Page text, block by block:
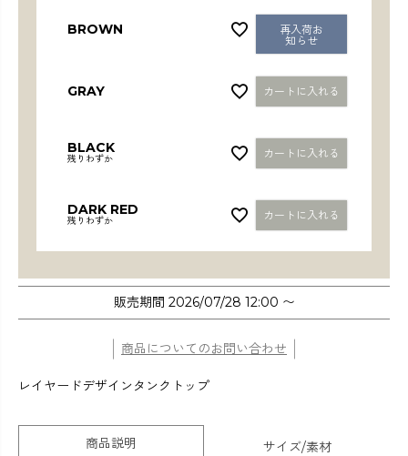
BROWN
再入荷お
知らせ
GRAY カートに入れる
BLACK
残りわずか カートに入れる
DARK RED
残りわずか カートに入れる
販売期間 2026/07/28 12:00 〜
商品についてのお問い合わせ
レイヤードデザインタンクトップ
商品説明 サイズ/素材